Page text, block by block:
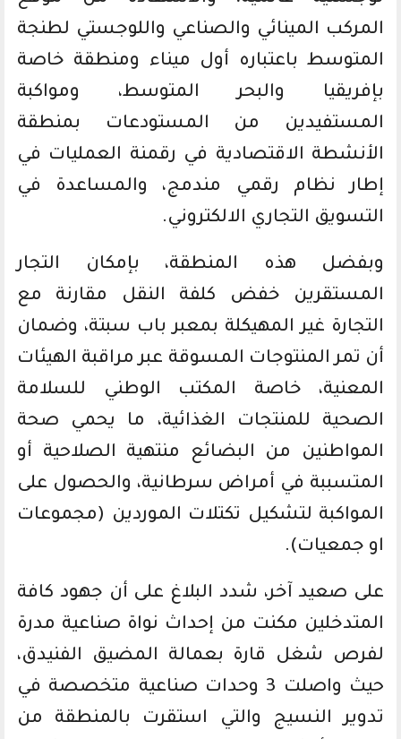
المركب المينائي والصناعي واللوجستي لطنجة
المتوسط باعتباره أول ميناء ومنطقة خاصة
بإفريقيا والبحر المتوسط، ومواكبة
المستفيدين من المستودعات بمنطقة
الأنشطة الاقتصادية في رقمنة العمليات في
إطار نظام رقمي مندمج، والمساعدة في
التسويق التجاري الالكتروني.
وبفضل هذه المنطقة، بإمكان التجار
المستقرين خفض كلفة النقل مقارنة مع
التجارة غير المهيكلة بمعبر باب سبتة، وضمان
أن تمر المنتوجات المسوقة عبر مراقبة الهيئات
المعنية، خاصة المكتب الوطني للسلامة
الصحية للمنتجات الغذائية، ما يحمي صحة
المواطنين من البضائع منتهية الصلاحية أو
المتسببة في أمراض سرطانية، والحصول على
المواكبة لتشكيل تكتلات الموردين (مجموعات
او جمعيات).
على صعيد آخر، شدد البلاغ على أن جهود كافة
المتدخلين مكنت من إحداث نواة صناعية مدرة
لفرص شغل قارة بعمالة المضيق الفنيدق،
حيث واصلت 3 وحدات صناعية متخصصة في
تدوير النسيج والتي استقرت بالمنطقة من